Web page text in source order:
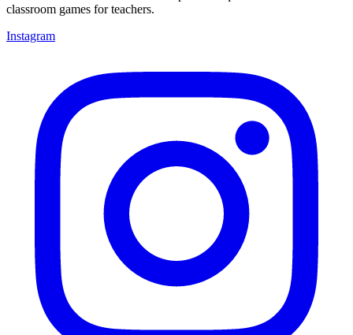
classroom games for teachers.
Instagram